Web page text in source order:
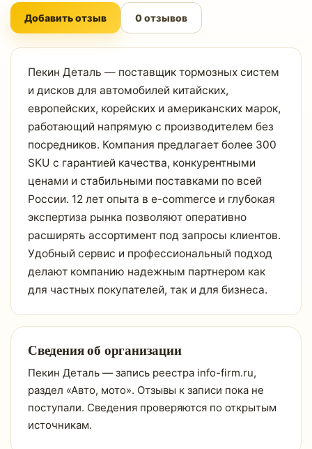
Добавить отзыв 0 отзывов
Пекин Деталь — поставщик тормозных систем
и дисков для автомобилей китайских,
европейских, корейских и американских марок,
работающий напрямую с производителем без
посредников. Компания предлагает более 300
SKU с гарантией качества, конкурентными
ценами и стабильными поставками по всей
России. 12 лет опыта в e-commerce и глубокая
экспертиза рынка позволяют оперативно
расширять ассортимент под запросы клиентов.
Удобный сервис и профессиональный подход
делают компанию надежным партнером как
для частных покупателей, так и для бизнеса.
Сведения об организации
Пекин Деталь — запись реестра info-firm.ru,
раздел «Авто, мото». Отзывы к записи пока не
поступали. Сведения проверяются по открытым
источникам.